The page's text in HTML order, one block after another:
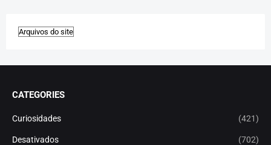
CATEGORIES
Curiosidades (421)
Desativados (702)